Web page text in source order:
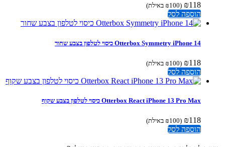
₪
(
₪ 100 באילת)
הוספה לסל
Otterbox Symmetry iPhone 14 כיסוי לטלפון בצבע שחור
₪
(
₪ 100 באילת)
הוספה לסל
Otterbox React iPhone 13 Pro Max כיסוי לטלפון בצבע שקוף
₪
(
₪ 100 באילת)
הוספה לסל